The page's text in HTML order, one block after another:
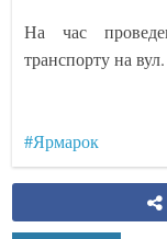
На час
транспорту на
#Ярмарок